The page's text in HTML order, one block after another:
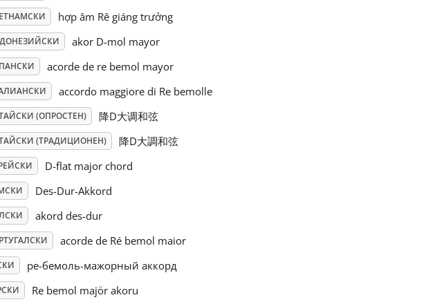
hợp âm Rê giáng trưởng
akor D-mol mayor
acorde de re bemol mayor
accordo maggiore di Re bemolle
(ОПРОСТЕН) 降D大调和弦
(ТРАДИЦИОНЕН) 降D大調和弦
D-flat major chord
Des-Dur-Akkord
akord des-dur
acorde de Ré bemol maior
ре-бемоль-мажорный аккорд
Re bemol majör akoru